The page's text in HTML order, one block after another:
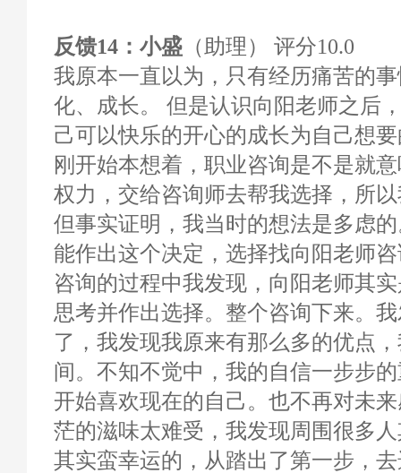
反馈14：小盛 （助理） 评分10.0
我原本一直以为，只有经历痛苦的
化、成长。 但是认识向阳老师之后
己可以快乐的开心的成长为自己想
刚开始本想着，职业咨询是不是就
权力，交给咨询师去帮我选择，所
但事实证明，我当时的想法是多虑
能作出这个决定，选择找向阳老师
咨询的过程中我发现，向阳老师其
思考并作出选择。整个咨询下来。
了，我发现我原来有那么多的优点
间。不知不觉中，我的自信一步步
开始喜欢现在的自己。也不再对未
茫的滋味太难受，我发现周围很多
其实蛮幸运的，从踏出了第一步，